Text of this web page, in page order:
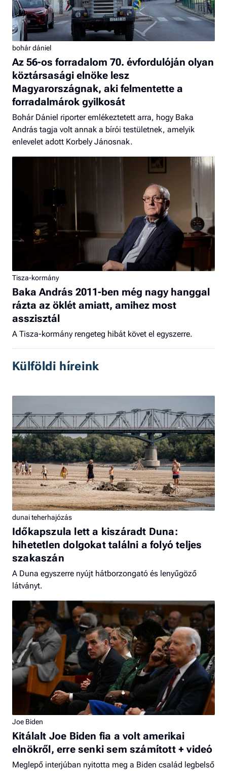
bohár dániel
Az 56-os forradalom 70. évfordulóján olyan
köztársasági elnöke lesz
Magyarországnak, aki felmentette a
forradalmárok gyilkosát
Bohár Dániel riporter emlékeztetett arra, hogy Baka
András tagja volt annak a bírói testületnek, amelyik
enlevelet adott Korbely Jánosnak.
Tisza-kormány
Baka András 2011-ben még nagy hanggal
rázta az öklét amiatt, amihez most
asszisztál
A Tisza-kormány rengeteg hibát követ el egyszerre.
Külföldi híreink
dunai teherhajózás
Időkapszula lett a kiszáradt Duna:
hihetetlen dolgokat találni a folyó teljes
szakaszán
A Duna egyszerre nyújt hátborzongató és lenyűgöző
látványt.
Joe Biden
Kitálalt Joe Biden fia a volt amerikai
elnökről, erre senki sem számított + videó
Meglepő interjúban nyitotta meg a Biden család legbelső